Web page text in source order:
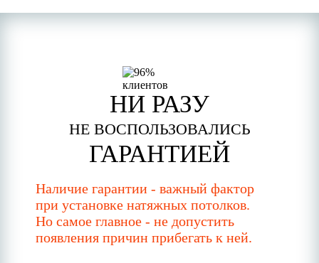
НИ РАЗУ
НЕ ВОСПОЛЬЗОВАЛИСЬ
ГАРАНТИЕЙ
Наличие гарантии - важный фактор
при установке натяжных потолков.
Но самое главное - не допустить
появления причин прибегать к ней.